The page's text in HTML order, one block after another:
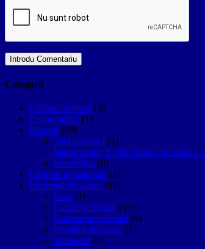
Categorii
Călători-scriitori (3)
Despre Mine (1)
Diverse (69)
Aici aș vrea ! (2)
Statui, statui, E plină lumea de statui….
SuperBlog (8)
Gânduri pe tastatură (2)
Informatii si sfaturi (42)
Bani (4)
Cazari verificate (17)
Gastronomie locala (6)
Pregătiri de drum. (7)
Transport (7)